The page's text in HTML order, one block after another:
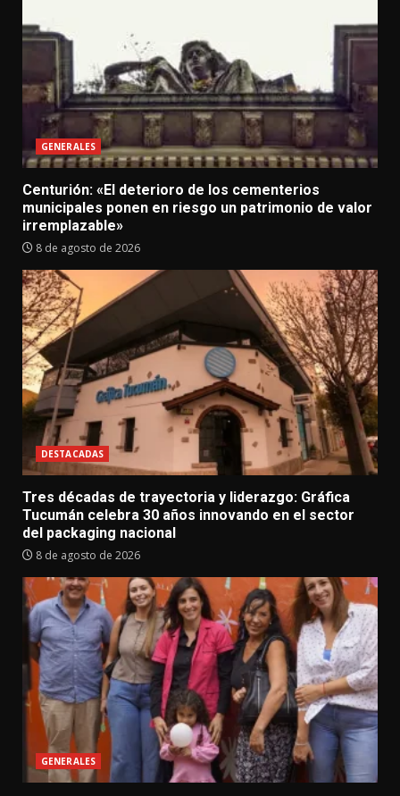
GENERALES
Centurión: «El deterioro de los cementerios
municipales ponen en riesgo un patrimonio de valor
irremplazable»
8 de agosto de 2026
DESTACADAS
Tres décadas de trayectoria y liderazgo: Gráfica
Tucumán celebra 30 años innovando en el sector
del packaging nacional
8 de agosto de 2026
GENERALES